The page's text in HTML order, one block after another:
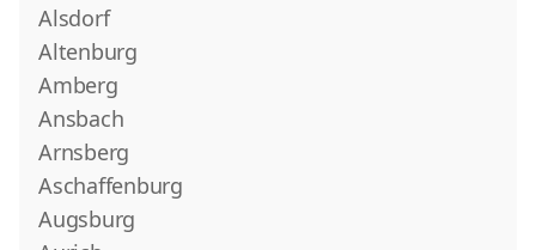
Alsdorf
Altenburg
Amberg
Ansbach
Arnsberg
Aschaffenburg
Augsburg